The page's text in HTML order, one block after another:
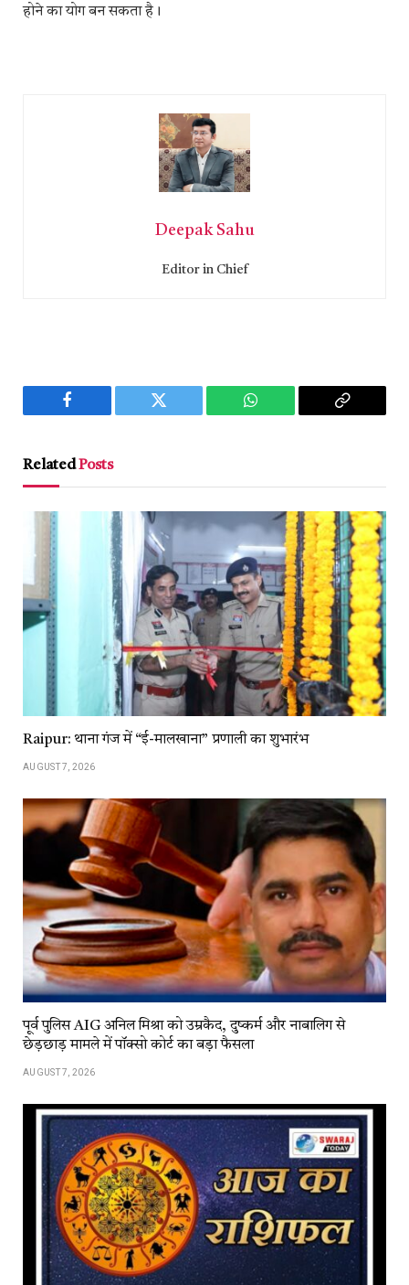
होने का योग बन सकता है।
Deepak Sahu
Editor in Chief
Facebook Twitter WhatsApp
Copy
RelatedPosts
Raipur: थाना गंज में “ई-मालखाना” प्रणाली का शुभारंभ
AUGUST 7, 2026
पूर्व पुलिस AIG अनिल मिश्रा को उम्रकैद, दुष्कर्म और नाबालिग से
छेड़छाड़ मामले में पॉक्सो कोर्ट का बड़ा फैसला
AUGUST 7, 2026